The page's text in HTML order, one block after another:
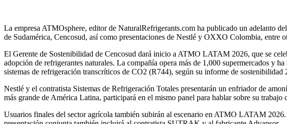
La empresa ATMOsphere, editor de NaturalRefrigerants.com ha publicado un adelanto
de Sudamérica, Cencosud, así como presentaciones de Nestlé y OXXO Colombia, entre
El Gerente de Sostenibilidad de Cencosud dará inicio a ATMO LATAM 2026, que se
adopción de refrigerantes naturales. La compañía opera más de 1,000 supermercados y
sistemas de refrigeración transcríticos de CO2 (R744), según su informe de sostenibilidad
Nestlé y el contratista Sistemas de Refrigeración Totales presentarán un enfriador de
más grande de América Latina, participará en el mismo panel para hablar sobre su trabajo
Usuarios finales del sector agrícola también subirán al escenario en ATMO LATAM